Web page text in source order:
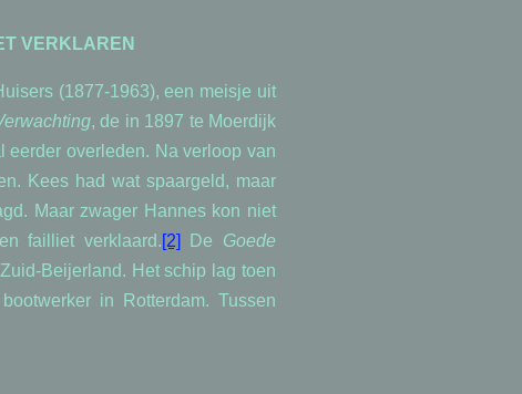
VERKLAREN
(1877-1963), een meisje uit
, de in 1897 te Moerdijk
overleden. Na verloop van
Kees had wat spaargeld, maar
Maar zwager Hannes kon niet
failliet verklaard.[2] De Goede
Beijerland. Het schip lag toen
in Rotterdam. Tussen